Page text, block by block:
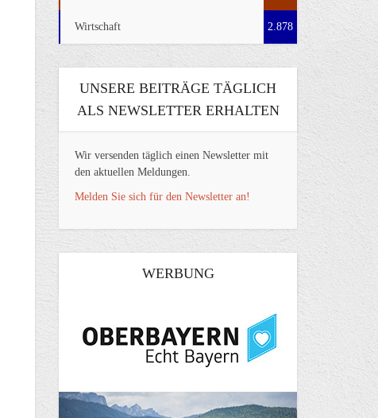
Wirtschaft 2.878
UNSERE BEITRÄGE TÄGLICH
ALS NEWSLETTER ERHALTEN
Wir versenden täglich einen Newsletter mit
den aktuellen Meldungen.
Melden Sie sich für den Newsletter an!
WERBUNG